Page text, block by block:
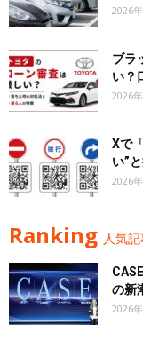
2026
ブラ
い？
2026
Xで
い”
2026
Ranking 人気
の新
2026